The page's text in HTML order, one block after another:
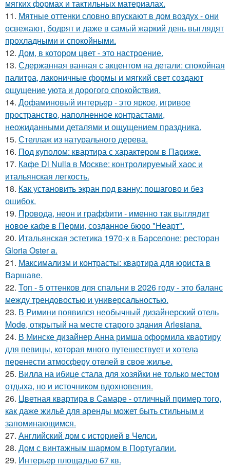
мягких формах и тактильных материалах.
11. Мятные оттенки словно впускают в дом воздух - они
освежают, бодрят и даже в самый жаркий день выглядят
прохладными и спокойными.
12. Дом, в котором цвет - это настроение.
13. Сдержанная ванная с акцентом на детали: спокойная
палитра, лаконичные формы и мягкий свет создают
ощущение уюта и дорогого спокойствия.
14. Дофаминовый интерьер - это яркое, игривое
пространство, наполненное контрастами,
неожиданными деталями и ощущением праздника.
15. Стеллаж из натурального дерева.
16. Под куполом: квартира с характером в Париже.
17. Кафе Di Nulla в Москве: контролируемый хаос и
итальянская легкость.
18. Как установить экран под ванну: пошагово и без
ошибок.
19. Провода, неон и граффити - именно так выглядит
новое кафе в Перми, созданное бюро "Неарт".
20. Итальянская эстетика 1970-х в Барселоне: ресторан
Gloria Oster a.
21. Максимализм и контрасты: квартира для юриста в
Варшаве.
22. Топ - 5 оттенков для спальни в 2026 году - это баланс
между трендовостью и универсальностью.
23. В Римини появился необычный дизайнерский отель
Mode, открытый на месте старого здания Arlesiana.
24. В Минске дизайнер Анна римша оформила квартиру
для певицы, которая много путешествует и хотела
перенести атмосферу отелей в свое жилье.
25. Вилла на ибице стала для хозяйки не только местом
отдыха, но и источником вдохновения.
26. Цветная квартира в Самаре - отличный пример того,
как даже жильё для аренды может быть стильным и
запоминающимся.
27. Английский дом с историей в Челси.
28. Дом с винтажным шармом в Португалии.
29. Интерьер площадью 67 кв.